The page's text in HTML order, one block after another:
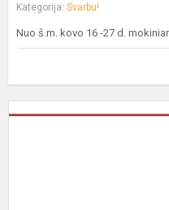
Kategorija: Svarbu!
Nuo š.m. kovo 16 -27 d.